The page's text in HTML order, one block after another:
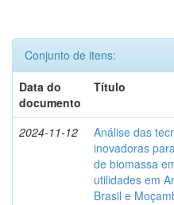
Conjunto de itens:
Data do
documento
Título
2024-11-12
Análise das
inovadoras
de biomassa
utilidades em
Brasil e